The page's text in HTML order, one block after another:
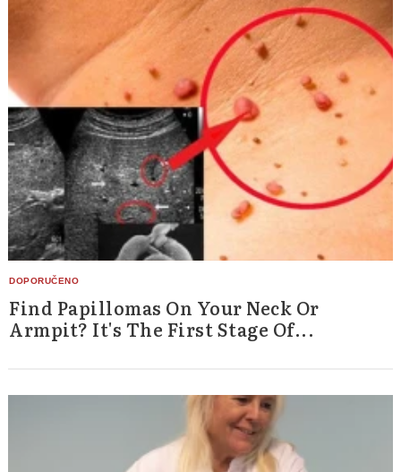
Find Papillomas On Your Neck Or
Armpit? It's The First Stage Of...